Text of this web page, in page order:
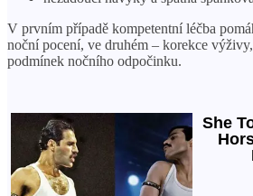
V prvním případě kompetentní léčba
noční pocení, ve druhém – korekce
podmínek nočního odpočinku.